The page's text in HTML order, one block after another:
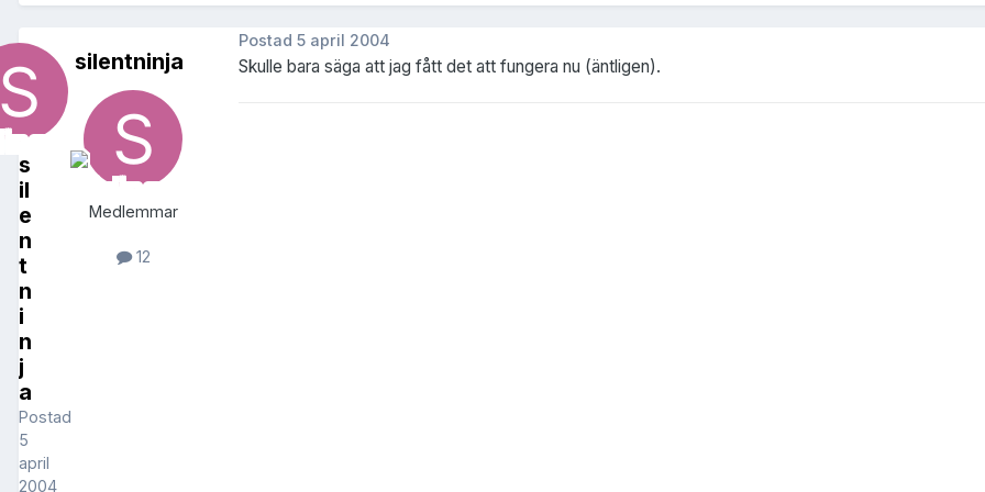
s
il
e
n
t
n
i
n
j
a
Postad
5
april
2004
silentninja
Medlemmar
12
Postad 5 april 2004
Skulle bara säga att jag fått det att fungera nu (äntligen).